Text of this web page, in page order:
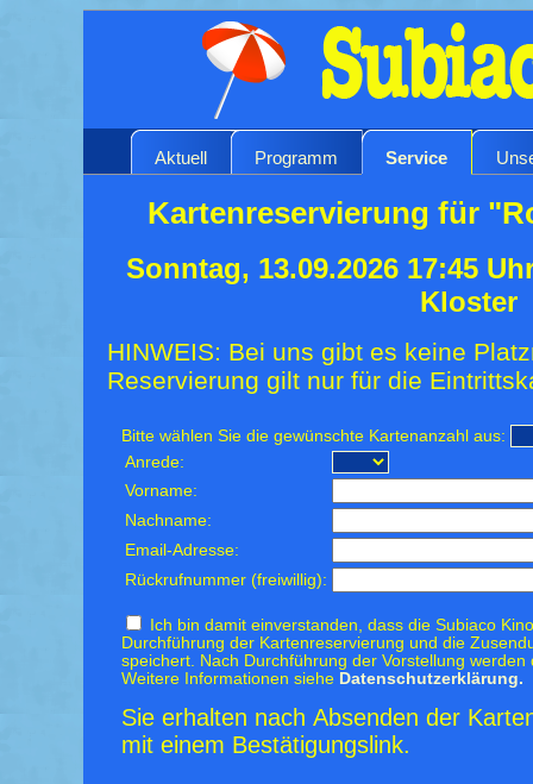
Aktuell Programm Service
Kartenreservierung für
Sonntag, 13.09.2026 17:45
Kloster
HINWEIS: Bei uns gibt es keine
Reservierung gilt nur für die
Bitte wählen Sie die gewünschte Kartenanzahl aus:
Anrede:
Vorname:
Nachname:
Email-Adresse:
Rückrufnummer (freiwillig):
Ich bin damit einverstanden, dass die Subiaco
Durchführung der Kartenreservierung und die
speichert. Nach Durchführung der Vorstellung
Weitere Informationen siehe Datenschutzerklärung.
Sie erhalten nach Absenden der
mit einem Bestätigungslink.